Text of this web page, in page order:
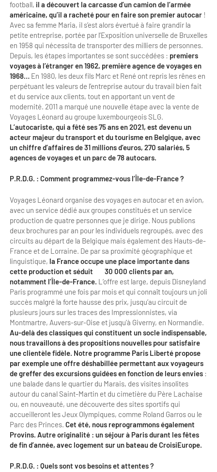
Bilan des actions de professionnalisation
Améliorer l’expérience de vos visiteurs
Besoins et attentes des visiteurs
Améliorer la qualité
Partage d'expériences professionnelles
Labels, Certifications et Normes
Accessibilité
Tourisme & Handicap
Se former et s'informer à l'Accessibilité
Nos publics en situation de handicap
Comment se rendre accessible?
Annuaire accessibilité
Le Label Villes et Villages Fleuris
L'organisation du label
S'investir dans le label
L'organisation des visites
Remise des Prix
Golfs
City Tours
Incentive et team building
Logistique
Agences Réceptives et évènementielles
Guides et interprètes
Services, Wifi, cartes
Autocaristes/Transporteurs/transféristes
Destination Groupes
Magazine Paris Region
Newsletter BtoB
Inscription à la newsletter
Institutionnels du tourisme
Grands Evènements
football, il a découvert la carcasse d’un camion de l’armée
américaine, qu’il a racheté pour en faire son premier autocar !
Avec sa femme Maria, il s’est alors évertué à faire grandir la
petite entreprise, portée par l’Exposition universelle de Bruxelles
en 1958 qui nécessita de transporter des milliers de personnes.
Depuis, les étapes importantes se sont succédées : premiers
voyages à l’étranger en 1962, première agence de voyages en
1968… En 1980, les deux fils Marc et René ont repris les rênes en
perpétuant les valeurs de l’entreprise autour du travail bien fait
et du service aux clients, tout en apportant un vent de
modernité. 2011 a marqué une nouvelle étape avec la vente de
Voyages Léonard au groupe luxembourgeois SLG.
L’autocariste, qui a fêté ses 75 ans en 2021, est devenu un
acteur majeur du transport et du tourisme en Belgique, avec
un chiffre d’affaires de 31 millions d’euros, 270 salariés, 5
agences de voyages et un parc de 78 autocars.
P.R.D.G. : Comment programmez-vous l’Île-de-France ?
Voyages Léonard organise des voyages en autocar et en avion,
avec un service dédié aux groupes constitués et un service
production de quatre personnes que je dirige. Nous publions
deux brochures par an pour les individuels regroupés, avec des
circuits au départ de la Belgique mais également des Hauts-de-
France et de Lorraine. De par sa proximité géographique et
linguistique, la France occupe une place importante dans
cette production et séduit 30 000 clients par an,
notamment l’Île-de-France. L’offre est large, depuis Disneyland
Paris programmé une fois par mois et qui connaît toujours un joli
succès malgré la forte hausse des prix, jusqu’au circuit de
plusieurs jours sur les traces des Impressionnistes, via
Montmartre, Auvers-sur-Oise et jusqu'à Giverny, en Normandie.
Au-delà des classiques qui constituent un socle indispensable,
nous travaillons à des propositions nouvelles pour satisfaire
une clientèle fidèle. Notre programme Paris Liberté propose
par exemple une offre déshabillée permettant aux voyageurs
de greffer des excursions guidées en fonction de leurs envies :
une balade dans le quartier du Marais, des visites insolites
autour du canal Saint-Martin et du cimetière du Père Lachaise
ou, en nouveauté, une découverte des sites sportifs qui
accueilleront les Jeux Olympiques, comme Roland Garros ou le
Parc des Princes. Cet été, nous reprogrammons également
Provins. Autre originalité : un séjour à Paris durant les fêtes
de fin d’année, avec logement sur un bateau de CroisiEurope.
P.R.D.G. : Quels sont vos besoins et attentes ?